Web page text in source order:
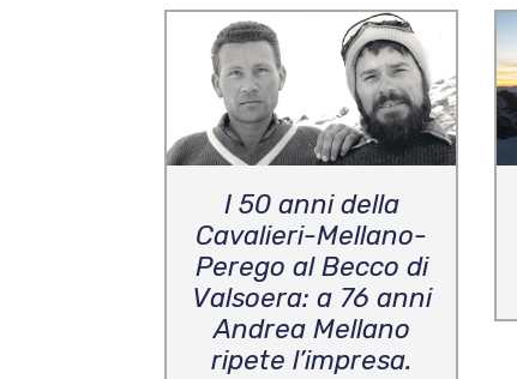
I 50 anni della
Cavalieri-Mellano-
Perego al Becco di
Valsoera: a 76 anni
Andrea Mellano
ripete l’impresa.